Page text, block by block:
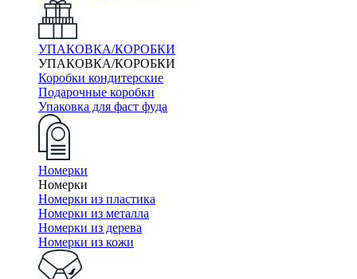
УПАКОВКА/КОРОБКИ
УПАКОВКА/КОРОБКИ
Коробки кондитерские
Подарочные коробки
Упаковка для фаст фуда
Номерки
Номерки
Номерки из пластика
Номерки из металла
Номерки из дерева
Номерки из кожи